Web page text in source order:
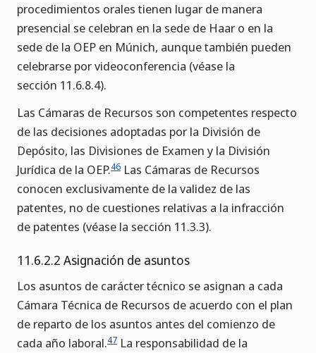
procedimientos orales tienen lugar de manera
presencial se celebran en la sede de Haar o en la
sede de la OEP en Múnich, aunque también pueden
celebrarse por videoconferencia (véase la
sección 11.6.8.4).
Las Cámaras de Recursos son competentes respecto
de las decisiones adoptadas por la División de
Depósito, las Divisiones de Examen y la División
Jurídica de la OEP.46 Las Cámaras de Recursos
conocen exclusivamente de la validez de las
patentes, no de cuestiones relativas a la infracción
de patentes (véase la sección 11.3.3).
11.6.2.2 Asignación de asuntos
Los asuntos de carácter técnico se asignan a cada
Cámara Técnica de Recursos de acuerdo con el plan
de reparto de los asuntos antes del comienzo de
cada año laboral.47 La responsabilidad de la